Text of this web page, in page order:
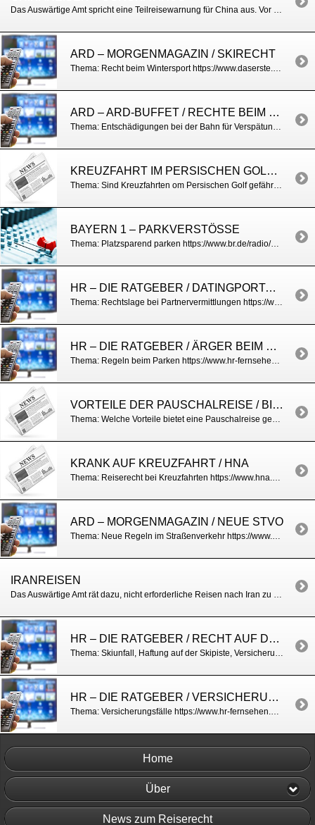
Das Auswärtige Amt spricht eine Teilreisewarnung für China aus. Vor Reisen in die Provinz Hubei wird wegen des Coronavirus gewarnt. Weitere Infos unter: https://www.auswaertiges-amt.de/de/aussenpolitik/laender/china-node/chinasicherheit/200466?isLocal=false&isPreview=false#content_0
ARD – MORGENMAGAZIN / SKIRECHT
Thema: Recht beim Wintersport https://www.daserste.de/information/politik-weltgeschehen/morgenmagazin/videos/Service-Wintersport-Recht-100.html
ARD – ARD-BUFFET / RECHTE BEIM BAHNFAHREN
Thema: Entschädigungen bei der Bahn für Verspätungen https://www.ardmediathek.de/daserste/player/Y3JpZDovL3N3ci5kZS9hZXgvbzExOTE4NDg/zugausfall-und-verspaetung-so-bekommen-sie-ihr-geld-zurueck
KREUZFAHRT IM PERSISCHEN GOLF / FVW
Thema: Sind Kreuzfahrten om Persischen Golf gefährlich? https://www.fvw.de/veranstalter/kreuzfahrt/persischer-golf-die-cruise-liner-bleiben-trotz-iran-krise-auf-kurs-205774
BAYERN 1 – PARKVERSTÖSSE
Thema: Platzsparend parken https://www.br.de/radio/bayern1/parkplatz-verschwendung-strafbar-100.html
HR – DIE RATGEBER / DATINGPORTALE
Thema: Rechtslage bei Partnervermittlungen https://www.hr-fernsehen.de/sendungen-a-z/die-ratgeber/sendungen/die-ratgeber–aerger-beim-parken,sendung-79710.html
HR – DIE RATGEBER / ÄRGER BEIM PARKEN
Thema: Regeln beim Parken https://www.hr-fernsehen.de/sendungen-a-z/die-ratgeber/sendungen/die-ratgeber–aerger-beim-parken,sendung-79710.html
VORTEILE DER PAUSCHALREISE / BILD DER FRAU
Thema: Welche Vorteile bietet eine Pauschalreise gegenüber einer Individualreise? https://www.zeitschriften-abo.de/images/dynamic/products/06152_bild%20der%20frau.pdf
KRANK AUF KREUZFAHRT / HNA
Thema: Reiserecht bei Kreuzfahrten https://www.hna.de/reise/darum-sollten-kreuzfahrt-passagiere-schiff-niemals-krank-werden-zr-11757351.html
ARD – MORGENMAGAZIN / NEUE STVO
Thema: Neue Regeln im Straßenverkehr https://www.daserste.de/information/politik-weltgeschehen/morgenmagazin/reportagen/service-neuerungen-strassenverkehr-recht-100.html
IRANREISEN
Das Auswärtige Amt rät dazu, nicht erforderliche Reisen nach Iran zu verschieben. Weitere Infos: https://www.auswaertiges-amt.de/de/aussenpolitik/laender/iran-node/iransicherheit/202396?isLocal=false&isPreview=false#content_0
HR – DIE RATGEBER / RECHT AUF DER SKIPISTE
Thema: Skiunfall, Haftung auf der Skipiste, Versicherungen im Skiurlaub https://www.hr-fernsehen.de/sendungen-a-z/die-ratgeber/sendungen/die-ratgeber–versicherungsbetrug,sendung-79150.html
HR – DIE RATGEBER / VERSICHERUNGSBETRUG
Thema: Versicherungsfälle https://www.hr-fernsehen.de/sendungen-a-z/die-ratgeber/sendungen/die-ratgeber–versicherungsbetrug,sendung-79150.html
Home
Über
News zum Reiserecht